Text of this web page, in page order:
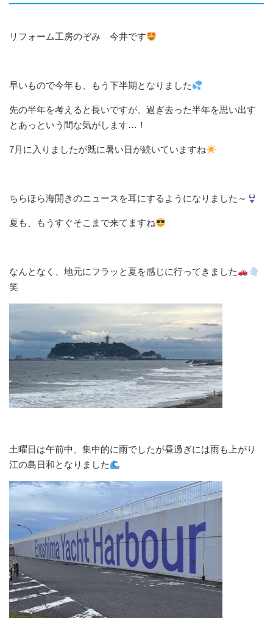
リフォーム工房のぞみ 今井です
早いもので今年も、もう下半期となりました
先の半年を考えると長いですが、過ぎ去った半年を思い出す
とあっという間な気がします…！
7月に入りましたが既に暑い日が続いていますね
ちらほら海開きのニュースを耳にするようになりました～
夏も、もうすぐそこまで来てますね
なんとなく、地元にフラッと夏を感じに行ってきました
笑
土曜日は午前中、集中的に雨でしたが昼過ぎには雨も上がり
江の島日和となりました